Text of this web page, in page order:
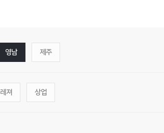
영남 제주
레져 상업